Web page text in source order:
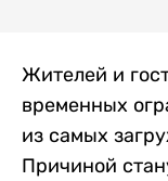
Жителей и
временных
из самых
Причиной